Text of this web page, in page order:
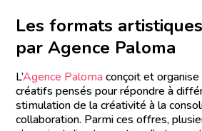
Les formats
par Agence Paloma
L’Agence Palomaconçoit et
créatifs pensés pour répondre à
stimulation de la créativité à la
collaboration. Parmi ces offres,